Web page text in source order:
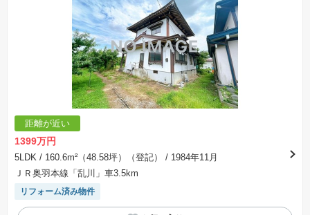
※土地（建築条件なし）で「建物プラン例」が表記してある時、そのプラン例は特定の建築請
負会社によるもので、当該建築請負会社以外で建てた場合、同様のものが同価格で建てられる
とは限りません。また建築請負会社を特定するものではありません。
※建築条件付き土地とは、その土地に建築する建物の建築請負契約が、一定期間内に成立する
ことを条件として売買される土地のことをいいます。建築請負契約成立に向けて設計プランを
協議するため、土地購入者が自己の希望する建物の設計協議をするために必要な相当の期間の
交渉期間が設定され、その期間内で希望を満たすプランが実現できたかどうかにより結論を出
します。なお、この期間は概ね3ヶ月程度とされています。納得のいくプランが出来ず、建築請
負契約が成立しない場合、土地売買契約は白紙に戻り、土地契約にかかった代金（土地代金、
手付金など）は名目のいかんに関わらず、全て返却されます。
※課税対象物件の「価格」や「費用等」は消費税込みの「総額表示」で統一しています。
※「本体価格」とは、課税対象物件においては「消費税を除いた建物価格」と「土地価格」の
合計額を指します。
表示されておりません。
※取引にかかる費用：物件の契約手続き、決済、引き渡し時にかかる費用を表示しています。
不動産会社によって表記有無が異なるため、ご自身で十分な確認をしていただくようにお願い
いたします。
場合があります。
距離が近い
1399万円
5LDK / 160.6m²（48.58坪）（登記）
/ 1984年11月
ＪＲ奥羽本線「乱川」車3.5km
リフォーム済み物件